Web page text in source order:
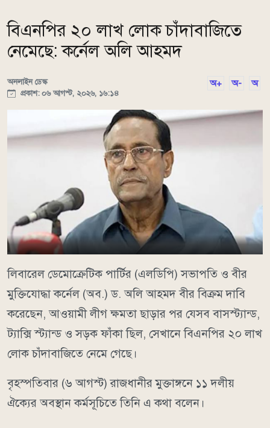
বিএনপির ২০ লাখ লোক চাঁদাবাজিতে
নেমেছে: কর্নেল অলি আহমদ
অনলাইন ডেস্ক
প্রকাশ: ০৬ আগস্ট, ২০২৬, ১৬:১৪
অ+ অ- অ
লিবারেল ডেমোক্রেটিক পার্টির (এলডিপি) সভাপতি ও বীর
মুক্তিযোদ্ধা কর্নেল (অব.) ড. অলি আহমদ বীর বিক্রম দাবি
করেছেন, আওয়ামী লীগ ক্ষমতা ছাড়ার পর যেসব বাসস্ট্যান্ড,
ট্যাক্সি স্ট্যান্ড ও সড়ক ফাঁকা ছিল, সেখানে বিএনপির ২০ লাখ
লোক চাঁদাবাজিতে নেমে গেছে।
বৃহস্পতিবার (৬ আগস্ট) রাজধানীর মুক্তাঙ্গনে ১১ দলীয়
ঐক্যের অবস্থান কর্মসূচিতে তিনি এ কথা বলেন।